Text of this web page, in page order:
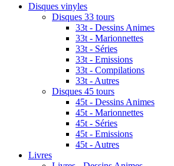
Disques vinyles
Disques 33 tours
33t - Dessins Animes
33t - Marionnettes
33t - Séries
33t - Emissions
33t - Compilations
33t - Autres
Disques 45 tours
45t - Dessins Animes
45t - Marionnettes
45t - Séries
45t - Emissions
45t - Autres
Livres